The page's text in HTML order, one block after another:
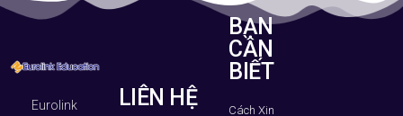
Eurolink
LIÊN HỆ
BẠN
CẦN
BIẾT
Cách Xin